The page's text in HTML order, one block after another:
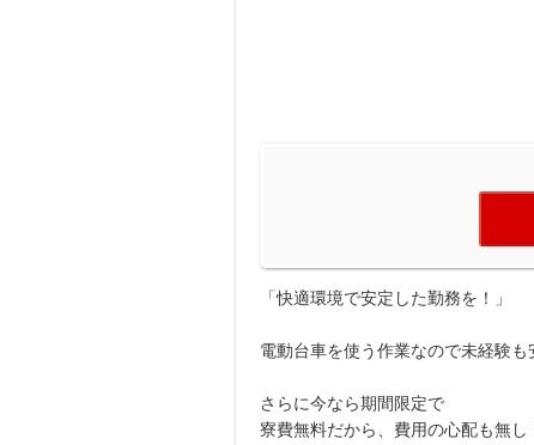
「快適環境で安定した勤務を！」
電動台車を使う作業なので未経験も
さらに今なら期間限定で
寮費無料だから、費用の心配も無し